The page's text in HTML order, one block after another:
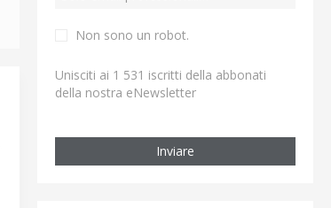
Non sono un robot.
Unisciti ai 1 531 iscritti della abbonati
della nostra eNewsletter
Inviare